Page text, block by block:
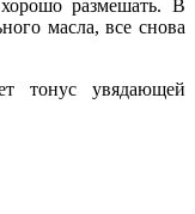
размешать. В
масла, все снова
тонус увядающей